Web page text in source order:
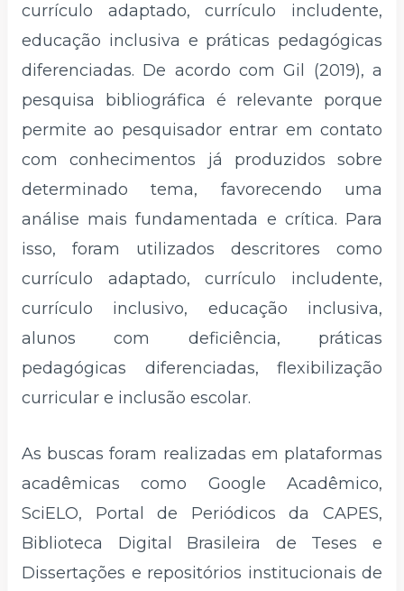
currículo adaptado, currículo includente,
educação inclusiva e práticas pedagógicas
diferenciadas. De acordo com Gil (2019), a
pesquisa bibliográfica é relevante porque
permite ao pesquisador entrar em contato
com conhecimentos já produzidos sobre
determinado tema, favorecendo uma
análise mais fundamentada e crítica. Para
isso, foram utilizados descritores como
currículo adaptado, currículo includente,
currículo inclusivo, educação inclusiva,
alunos com deficiência, práticas
pedagógicas diferenciadas, flexibilização
curricular e inclusão escolar.
As buscas foram realizadas em plataformas
acadêmicas como Google Acadêmico,
SciELO, Portal de Periódicos da CAPES,
Biblioteca Digital Brasileira de Teses e
Dissertações e repositórios institucionais de